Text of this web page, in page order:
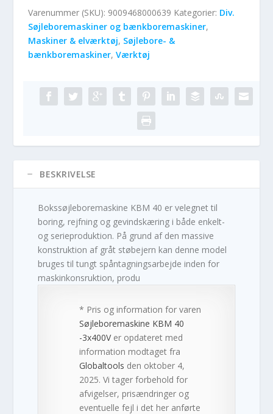
Varenummer (SKU): 9009468000639 Kategorier: Div.
Søjleboremaskiner og bænkboremaskiner,
Maskiner & elværktøj, Søjlebore- &
bænkboremaskiner,Værktøj
BESKRIVELSE
Bokssøjleboremaskine KBM 40 er velegnet til
boring, rejfning og gevindskæring i både enkelt-
og serieproduktion. På grund af den massive
konstruktion af gråt støbejern kan denne model
bruges til tungt spåntagningsarbejde inden for
maskinkonsruktion, produ
* Pris og information for varen
Søjleboremaskine KBM 40
-3x400Ver opdateret med
information modtaget fra
Globaltools den oktober 4,
2025. Vi tager forbehold for
afvigelser, prisændringer og
eventuelle fejl i det her anførte